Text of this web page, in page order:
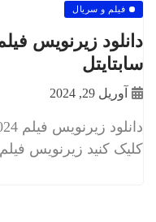
فیلم و سریال
سابتايتل
آوریل 29, 2024
کليک کنيد زیرنویس فیلم Witch 2024